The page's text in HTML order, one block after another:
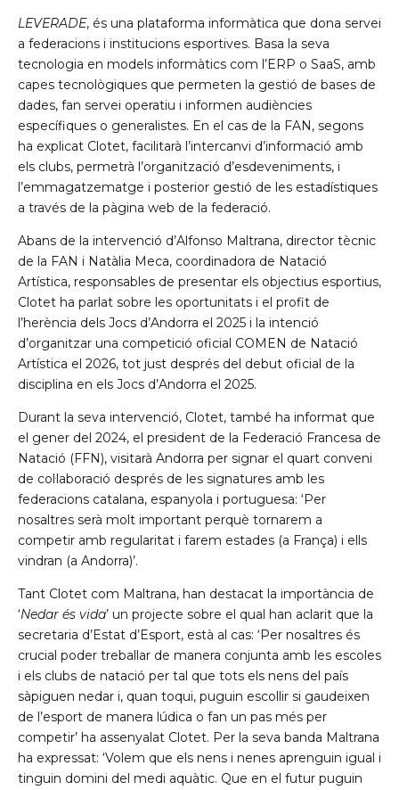
LEVERADE, és una plataforma informàtica que dona servei
a federacions i institucions esportives. Basa la seva
tecnologia en models informàtics com l’ERP o SaaS, amb
capes tecnològiques que permeten la gestió de bases de
dades, fan servei operatiu i informen audiències
específiques o generalistes. En el cas de la FAN, segons
ha explicat Clotet, facilitarà l’intercanvi d’informació amb
els clubs, permetrà l’organització d’esdeveniments, i
l’emmagatzematge i posterior gestió de les estadístiques
a través de la pàgina web de la federació.
Abans de la intervenció d’Alfonso Maltrana, director tècnic
de la FAN i Natàlia Meca, coordinadora de Natació
Artística, responsables de presentar els objectius esportius,
Clotet ha parlat sobre les oportunitats i el profit de
l’herència dels Jocs d’Andorra el 2025 i la intenció
d’organitzar una competició oficial COMEN de Natació
Artística el 2026, tot just després del debut oficial de la
disciplina en els Jocs d’Andorra el 2025.
Durant la seva intervenció, Clotet, també ha informat que
el gener del 2024, el president de la Federació Francesa de
Natació (FFN), visitarà Andorra per signar el quart conveni
de col·laboració després de les signatures amb les
federacions catalana, espanyola i portuguesa: ‘Per
nosaltres serà molt important perquè tornarem a
competir amb regularitat i farem estades (a França) i ells
vindran (a Andorra)’.
Tant Clotet com Maltrana, han destacat la importància de
‘Nedar és vida’ un projecte sobre el qual han aclarit que la
secretaria d’Estat d’Esport, està al cas: ‘Per nosaltres és
crucial poder treballar de manera conjunta amb les escoles
i els clubs de natació per tal que tots els nens del país
sàpiguen nedar i, quan toqui, puguin escollir si gaudeixen
de l’esport de manera lúdica o fan un pas més per
competir’ ha assenyalat Clotet. Per la seva banda Maltrana
ha expressat: ‘Volem que els nens i nenes aprenguin igual i
tinguin domini del medi aquàtic. Que en el futur puguin